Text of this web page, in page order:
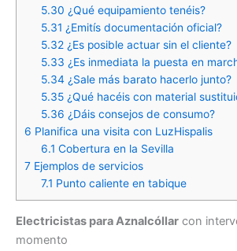
5.30 ¿Qué equipamiento tenéis?
5.31 ¿Emitís documentación oficial?
5.32¿Es posible actuar sin el cliente?
5.33 ¿Es inmediata la puesta en
5.34 ¿Sale más barato hacerlo junto?
5.35¿Qué hacéis con material
5.36 ¿Dáis consejos de consumo?
6 Planifica una visita con LuzHispalis
6.1 Cobertura en la Sevilla
7 Ejemplos de servicios
7.1 Punto caliente en tabique
Electricistas para Aznalcóllar con
momento